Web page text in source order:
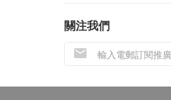
關注我們